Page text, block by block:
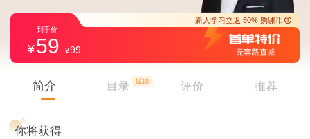
59 99
新人学习立返
简介 目录 试读 评价 推荐
你将获得